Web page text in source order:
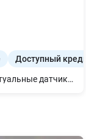
Доступный
диски R18, задний спойлер, PKSB - интеллектуальные датчики парковки с функцией автоматического торможения и обнаружения неподвижных объектов вокруг и пешеходов, система помощи при парковке с камерой заднего вида с графическими подсказками, подогрев руля, подогрев передних сидений с механическим регулированием положения в 6 направлениях + регулирование положения подголовников в 2 направлениях, электропривод дверей багажника, Nanoe — система ионизации воздуха в салоне, цветной 9,8" сенсорный дисплей Lexus Link Connect, аудиосистема Lexus Premium с 8 динамиками, руль, отделанный комбинированной кожей, селектор АКПП, отделанный комбинированной кожей, отделка сидений тканью и искусственной кожей "Tahara", HAC - система помощи при начале движения на подъеме.